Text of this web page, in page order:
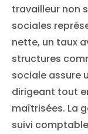
travailleur non
sociales
nette, un taux
structures
sociale assure
dirigeant tout
maîtrisées. La
suivi